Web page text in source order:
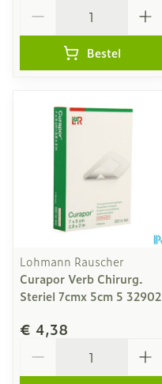
Bestel
Lohmann Rauscher
Curapor Verb Chirurg.
Steriel 7cmx 5cm 5 32902
€ 4,38